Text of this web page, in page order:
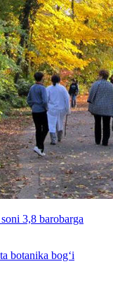
3,8 barobarga
botanika bog‘i